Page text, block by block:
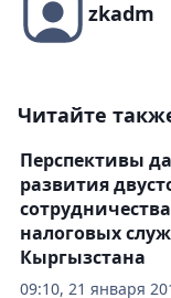
zkadm
Читайте
09:10, 21 января
Перспективы
развития
налоговых
Кыргызстана